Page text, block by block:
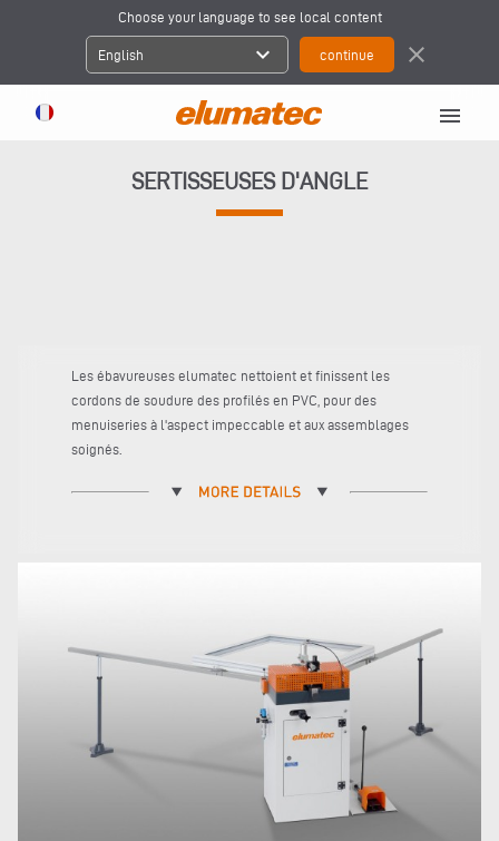
Choose your language to see local content
English expand_more close
menu
SERTISSEUSES D'ANGLE
Les ébavureuses elumatec nettoient et finissent les
cordons de soudure des profilés en PVC, pour des
menuiseries à l'aspect impeccable et aux assemblages
soignés.